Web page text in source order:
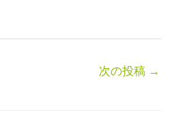
次の投稿 →